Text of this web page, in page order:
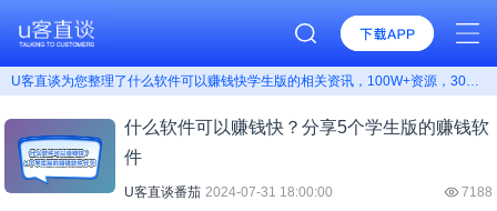
什么软件可以赚钱快？分享5个学生版的赚钱软
件
U客直谈番茄 2024-07-31 18:00:00 7188